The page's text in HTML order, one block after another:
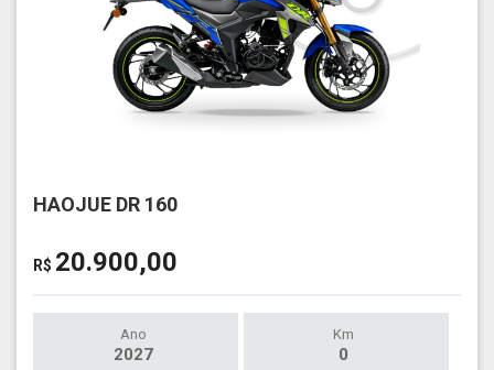
HAOJUE DR 160
R$ 20.900,00
Ano
2027
Km
0